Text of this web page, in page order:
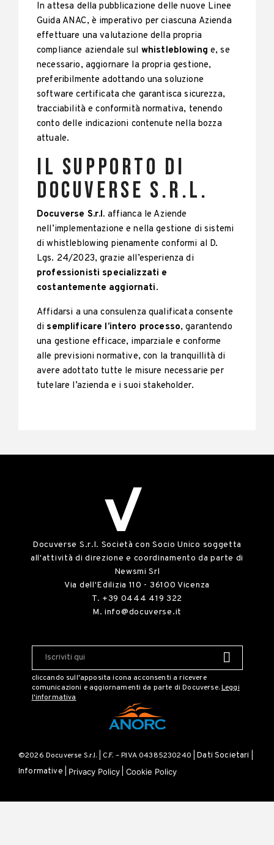
In attesa della pubblicazione delle nuove Linee
Guida ANAC, è imperativo per ciascuna Azienda
effettuare una valutazione della propria
compliance aziendale sul whistleblowing e, se
necessario, aggiornare la propria gestione,
preferibilmente adottando una soluzione
software certificata che garantisca sicurezza,
tracciabilità e conformità normativa, tenendo
conto delle indicazioni contenute nella bozza
attuale.
Il supporto di
Docuverse s.r.l.
Docuverse S.r.l. affianca le Aziende
nell’implementazione e nella gestione di sistemi
di whistleblowing pienamente conformi al D.
Lgs. 24/2023, grazie all’esperienza di
professionisti specializzati e
costantemente aggiornati.
Affidarsi a una consulenza qualificata consente
di semplificare l’intero processo, garantendo
una gestione efficace, imparziale e conforme
alle previsioni normative, con la tranquillità di
avere adottato tutte le misure necessarie per
tutelare l’azienda e i suoi stakeholder.
Docuverse S.r.l. Società con Socio Unico soggetta
all'attività di direzione e coordinamento da parte di
Newsmi Srl
Via dell'Edilizia 110 - 36100 Vicenza
T. +39 0444 419 322
M.info@docuverse.it
cliccando sull'apposita icona acconsenti a ricevere
comunicazioni e aggiornamenti da parte di Docuverse.Leggi
l'informativa
©2026 Docuverse S.r.l. | C.F. – P.IVA 04385230240 |Dati Societari
Informative
Privacy Policy Cookie Policy